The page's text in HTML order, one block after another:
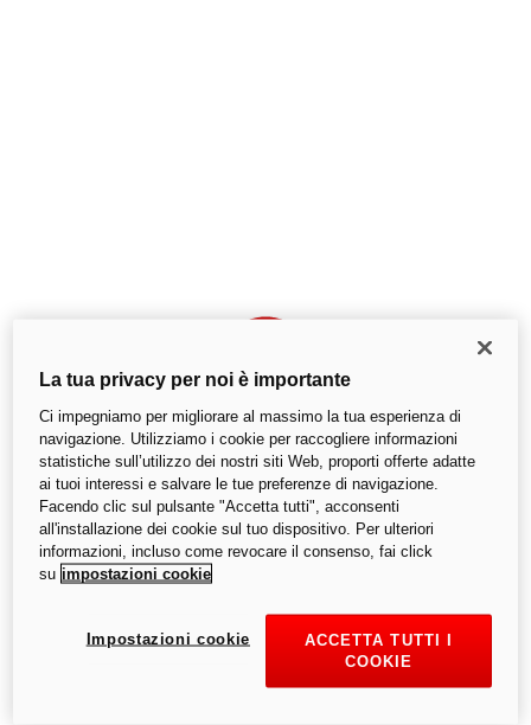
Si è verificato un errore imprevisto
La tua privacy per noi è importante
Ci impegniamo per migliorare al massimo la tua esperienza di
navigazione. Utilizziamo i cookie per raccogliere informazioni
statistiche sull’utilizzo dei nostri siti Web, proporti offerte adatte
ai tuoi interessi e salvare le tue preferenze di navigazione.
Facendo clic sul pulsante "Accetta tutti", acconsenti
all'installazione dei cookie sul tuo dispositivo. Per ulteriori
informazioni, incluso come revocare il consenso, fai click
su impostazioni cookie
ACCETTA TUTTI I
COOKIE
Impostazioni cookie